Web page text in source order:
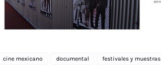
cine mexicano documental festivales y muestras